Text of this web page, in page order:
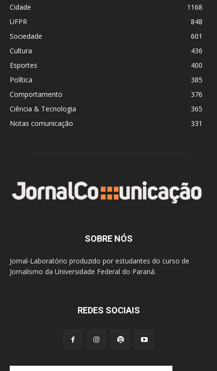
Cidade
1168
UFPR
848
Sociedade
601
Cultura
436
Esportes
400
Política
385
Comportamento
376
Ciência & Tecnologia
365
Notas comunicação
331
SOBRE NÓS
Jornal-Laboratório produzido por estudantes do curso de
Jornalismo da Universidade Federal do Paraná.
REDES SOCIAIS